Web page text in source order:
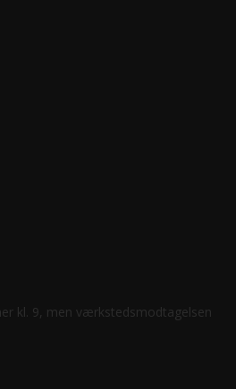
kl. 9, men værkstedsmodtagelsen